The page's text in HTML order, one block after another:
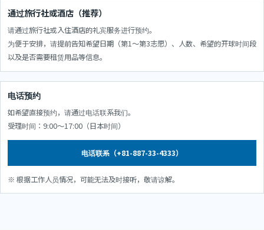
通过旅行社或酒店（推荐）
请通过旅行社或入住酒店的礼宾服务进行预约。
为便于安排，请提前告知希望日期（第1～第3志愿）、人数、希望的开球时间段
以及是否需要租赁用品等信息。
电话预约
如希望直接预约，请通过电话联系我们。
受理时间：9:00～17:00（日本时间）
电话联系（+81-887-33-4333）
※ 根据工作人员情况，可能无法及时接听，敬请谅解。